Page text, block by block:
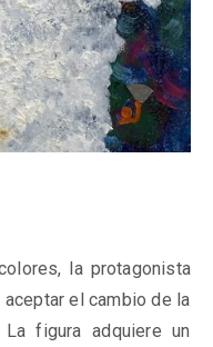
la protagonista
el cambio de la
figura adquiere un